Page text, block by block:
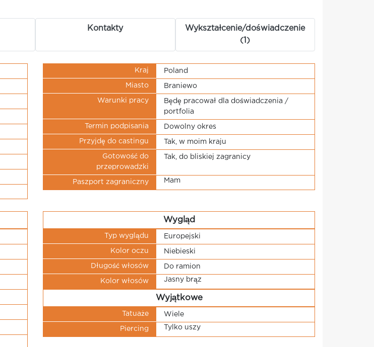
Kontakty
Wykształcenie/doświadczenie
(1)
Kraj Poland
Miasto Braniewo
Warunki pracy
Będę pracował dla doświadczenia /
portfolia
Termin podpisania Dowolny okres
Przyjdę do castingu Tak, w moim kraju
Gotowość do
przeprowadzki
Tak, do bliskiej zagranicy
Paszport zagraniczny Mam
Wygląd
Typ wyglądu Europejski
Kolor oczu Niebieski
Długość włosów Do ramion
Kolor włosów Jasny brąz
Wyjątkowe
Tatuaże Wiele
Piercing Tylko uszy